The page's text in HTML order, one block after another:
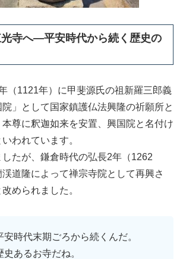
寺へ—平安時代から続く歴史の
（1121年）に甲斐源氏の祖新羅三郎義
」として国家鎮護仏法興隆の祈願所と
本尊に釈迦如来を安置、興国院と名付け
われています。
たが、鎌倉時代の弘長2年（1262
道隆によって禅宗寺院として再興さ
改められました。
安時代末期ごろから続くんだ。
史あるお寺だね。